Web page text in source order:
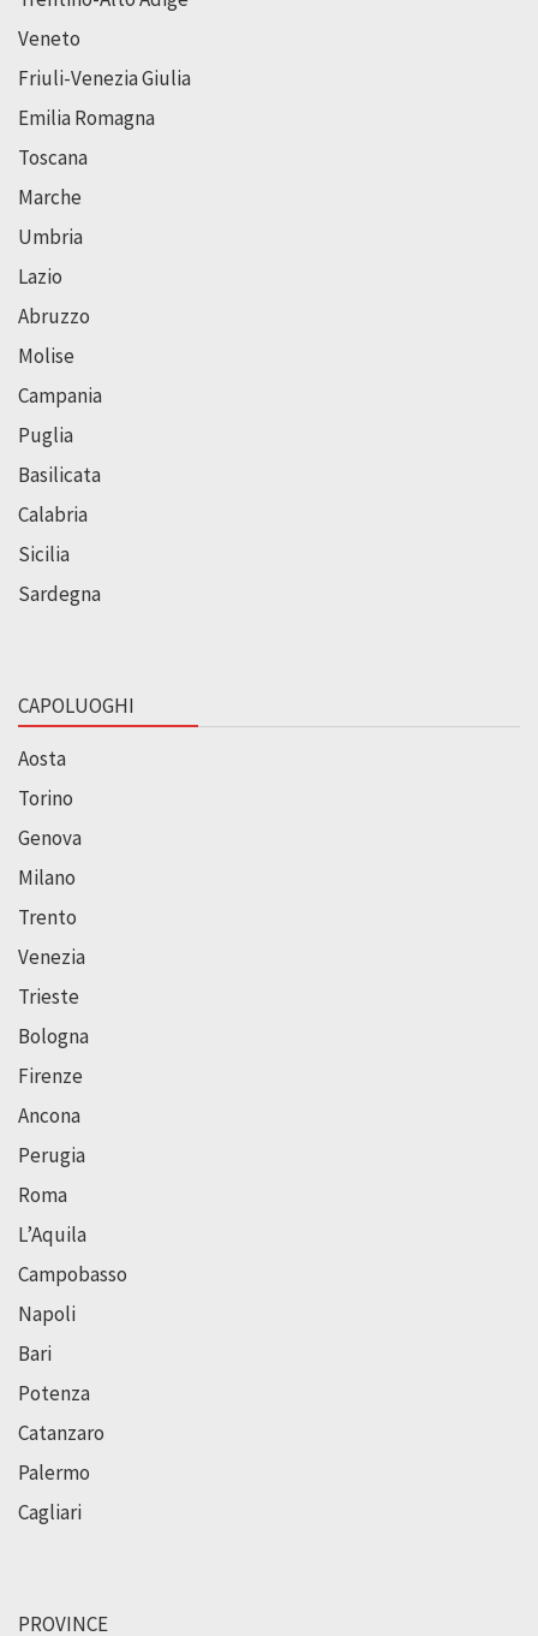
Veneto
Friuli-Venezia Giulia
Emilia Romagna
Toscana
Marche
Umbria
Lazio
Abruzzo
Molise
Campania
Puglia
Basilicata
Calabria
Sicilia
Sardegna
CAPOLUOGHI
Aosta
Torino
Genova
Milano
Trento
Venezia
Trieste
Bologna
Firenze
Ancona
Perugia
Roma
L’Aquila
Campobasso
Napoli
Bari
Potenza
Catanzaro
Palermo
Cagliari
PROVINCE